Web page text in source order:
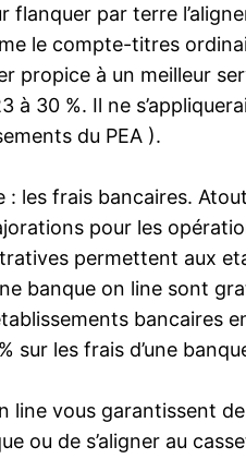
flanquer par terre
le compte-titres
propice à un meilleur
à 30 %. Il ne
du PEA ).
: les frais bancaires.
pour les
permettent aux
banque on line sont
bancaires
les frais d’une
line vous garantissent
ou de s’aligner au